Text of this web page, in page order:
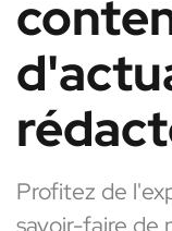
Profitez de
savoir-faire de